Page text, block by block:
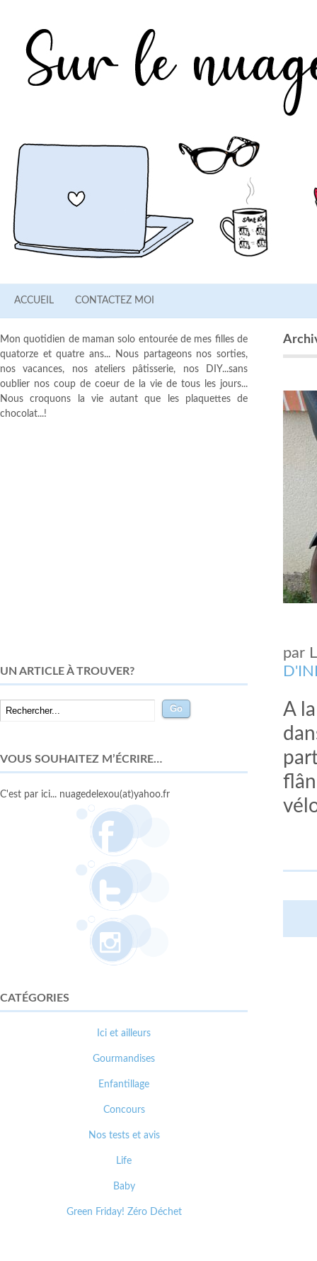
ACCUEIL CONTACTEZ MOI
par
A
Mon quotidien de maman solo entourée de mes filles de
quatorze et quatre ans... Nous partageons nos sorties,
nos vacances, nos ateliers pâtisserie, nos DIY...sans
oublier nos coup de coeur de la vie de tous les jours...
Nous croquons la vie autant que les plaquettes de
chocolat...!
UN ARTICLE À TROUVER?
VOUS SOUHAITEZ M’ÉCRIRE…
C'est par ici... nuagedelexou(at)yahoo.fr
CATÉGORIES
Ici et ailleurs
Gourmandises
Enfantillage
Concours
Nos tests et avis
Life
Baby
Green Friday! Zéro Déchet